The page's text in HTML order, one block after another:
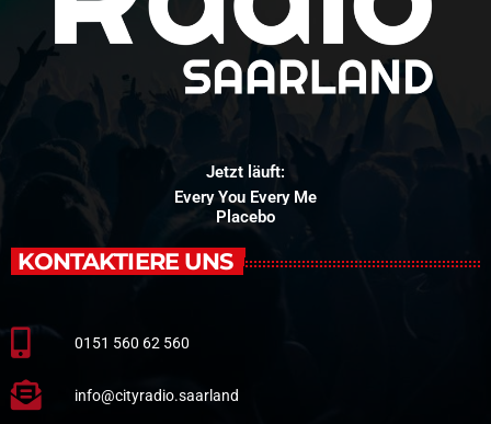
Jetzt läuft:
Every You Every Me
Placebo
KONTAKTIERE UNS
0151 560 62 560
info@cityradio.saarland